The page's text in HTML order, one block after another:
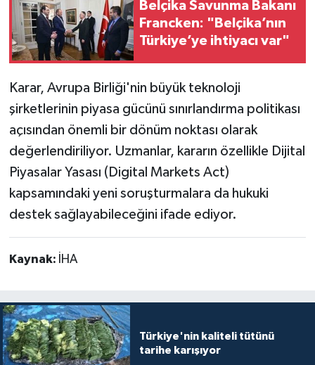
Belçika Savunma Bakanı
Francken: "Belçika’nın
Türkiye’ye ihtiyacı var"
Karar, Avrupa Birliği'nin büyük teknoloji
şirketlerinin piyasa gücünü sınırlandırma politikası
açısından önemli bir dönüm noktası olarak
değerlendiriliyor. Uzmanlar, kararın özellikle Dijital
Piyasalar Yasası (Digital Markets Act)
kapsamındaki yeni soruşturmalara da hukuki
destek sağlayabileceğini ifade ediyor.
Kaynak: İHA
Türkiye'nin kaliteli tütünü
tarihe karışıyor